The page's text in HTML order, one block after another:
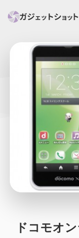
スマホ
セール情報 スマー
ニュース
ドコモオ